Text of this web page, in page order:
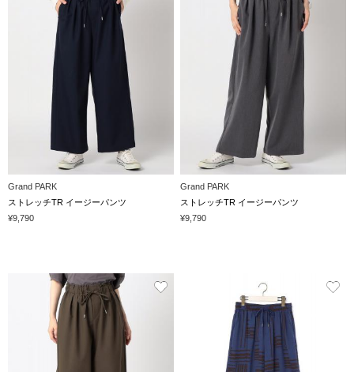
Grand PARK
ストレッチTR イージーパンツ
¥9,790
Grand PARK
ストレッチTR イージーパンツ
¥9,790